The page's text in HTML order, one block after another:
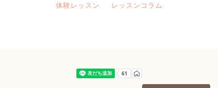
体験レッスン レッスンコラム